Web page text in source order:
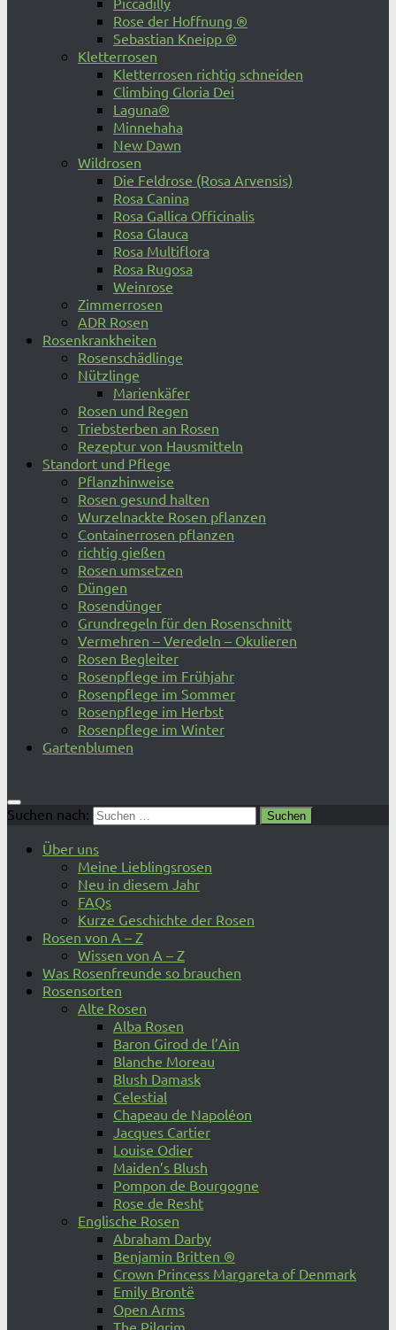
Rose der Hoffnung ®
Sebastian Kneipp ®
Kletterrosen
Kletterrosen richtig schneiden
Climbing Gloria Dei
Laguna®
Minnehaha
New Dawn
Wildrosen
Die Feldrose (Rosa Arvensis)
Rosa Canina
Rosa Gallica Officinalis
Rosa Glauca
Rosa Multiflora
Rosa Rugosa
Weinrose
Zimmerrosen
ADR Rosen
Rosenkrankheiten
Rosenschädlinge
Nützlinge
Marienkäfer
Rosen und Regen
Triebsterben an Rosen
Rezeptur von Hausmitteln
Standort und Pflege
Pflanzhinweise
Rosen gesund halten
Wurzelnackte Rosen pflanzen
Containerrosen pflanzen
richtig gießen
Rosen umsetzen
Düngen
Rosendünger
Grundregeln für den Rosenschnitt
Vermehren – Veredeln – Okulieren
Rosen Begleiter
Rosenpflege im Frühjahr
Rosenpflege im Sommer
Rosenpflege im Herbst
Rosenpflege im Winter
Gartenblumen
Suchen nach:
Über uns
Meine Lieblingsrosen
Neu in diesem Jahr
FAQs
Kurze Geschichte der Rosen
Rosen von A – Z
Wissen von A – Z
Was Rosenfreunde so brauchen
Rosensorten
Alte Rosen
Alba Rosen
Baron Girod de l’Ain
Blanche Moreau
Blush Damask
Celestial
Chapeau de Napoléon
Jacques Cartier
Louise Odier
Maiden’s Blush
Pompon de Bourgogne
Rose de Resht
Englische Rosen
Abraham Darby
Benjamin Britten ®
Crown Princess Margareta of Denmark
Emily Brontë
Open Arms
The Pilgrim